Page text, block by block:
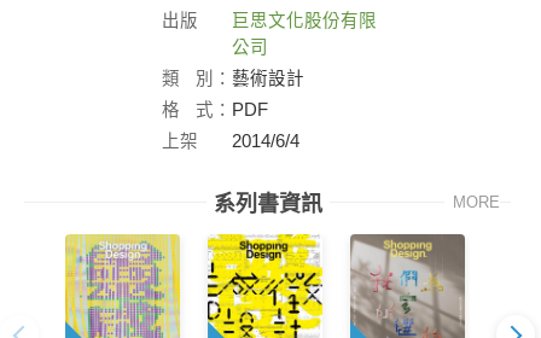
出版
巨思文化股份有限
公司
類
別： 藝術設計
格
式： PDF
上架
2014/6/4
系列書資訊 MORE